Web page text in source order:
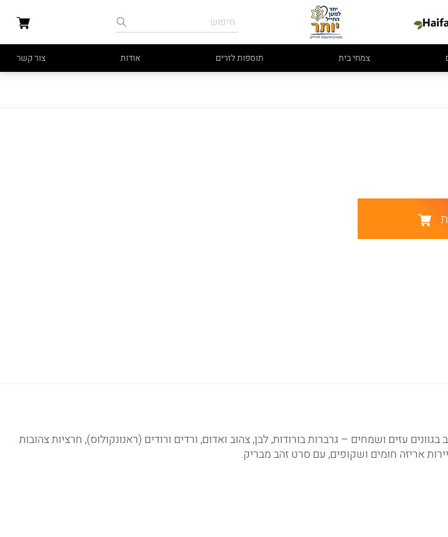
צמחי בית תוספות לזרים אודות צור קשר
עזים ושמחים – גרברות בורודות, לבן, צהוב ואדום, ורדים ורודים (ראנונקולוס), חרציות צהובות
אריזה חומים ושקופים, עם סרט זהב מבריק.